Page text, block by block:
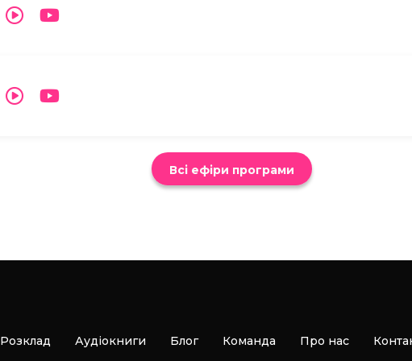
Всі ефіри програми
Розклад Аудіокниги Блог Команда Про нас